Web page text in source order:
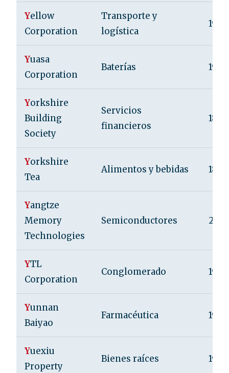
Yellow
Corporation
Transporte y
logística
1924
Yuasa
Corporation
Baterías 1918
Yorkshire
Building
Society
Servicios
financieros
1864
Yorkshire
Tea
Alimentos y bebidas 1886
Yangtze
Memory
Technologies
Semiconductores 2016
YTL
Corporation
Conglomerado 1955
Yunnan
Baiyao
Farmacéutica 1902
Yuexiu
Property
Bienes raíces 1983